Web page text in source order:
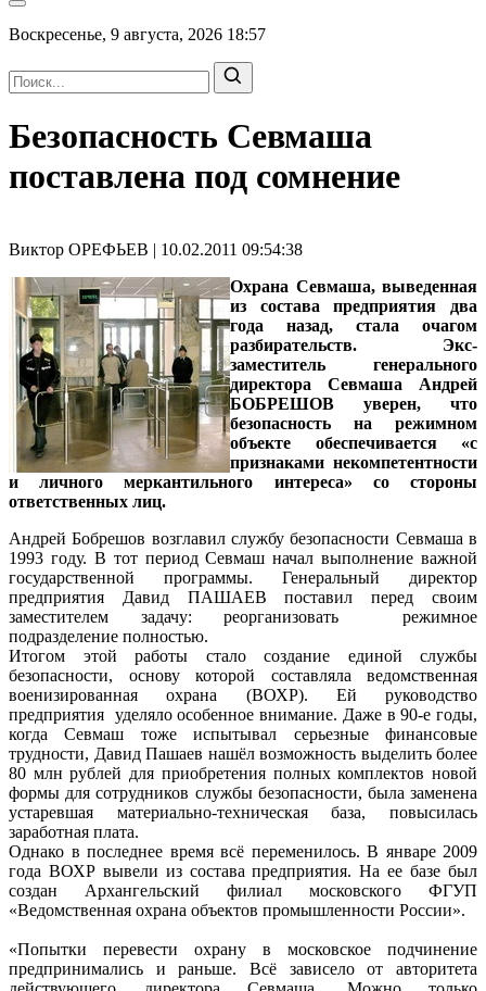
Воскресенье, 9 августа, 2026 18:57
Безопасность Севмаша
поставлена под сомнение
Виктор ОРЕФЬЕВ | 10.02.2011 09:54:38
Охрана Севмаша, выведенная
из состава предприятия два
года назад, стала очагом
разбирательств. Экс-
заместитель генерального
директора Севмаша Андрей
БОБРЕШОВ уверен, что
безопасность на режимном
объекте обеспечивается «с
признаками некомпетентности
и личного меркантильного интереса» со стороны
ответственных лиц.
Андрей Бобрешов возглавил службу безопасности Севмаша в
1993 году. В тот период Севмаш начал выполнение важной
государственной программы. Генеральный директор
предприятия Давид ПАШАЕВ поставил перед своим
заместителем задачу: реорганизовать режимное
подразделение полностью.
Итогом этой работы стало создание единой службы
безопасности, основу которой составляла ведомственная
военизированная охрана (ВОХР). Ей руководство
предприятия уделяло особенное внимание. Даже в 90-е годы,
когда Севмаш тоже испытывал серьезные финансовые
трудности, Давид Пашаев нашёл возможность выделить более
80 млн рублей для приобретения полных комплектов новой
формы для сотрудников службы безопасности, была заменена
устаревшая материально-техническая база, повысилась
заработная плата.
Однако в последнее время всё переменилось. В январе 2009
года ВОХР вывели из состава предприятия. На ее базе был
создан Архангельский филиал московского ФГУП
«Ведомственная охрана объектов промышленности России».
«Попытки перевести охрану в московское подчинение
предпринимались и раньше. Всё зависело от авторитета